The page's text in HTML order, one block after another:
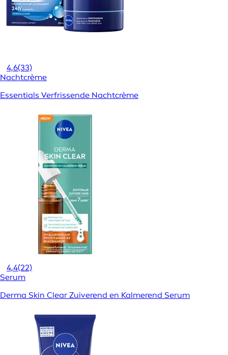
4,6(33)
Nachtcrème
Essentials Verfrissende Nachtcrème
4,4(22)
Serum
Derma Skin Clear Zuiverend en Kalmerend Serum